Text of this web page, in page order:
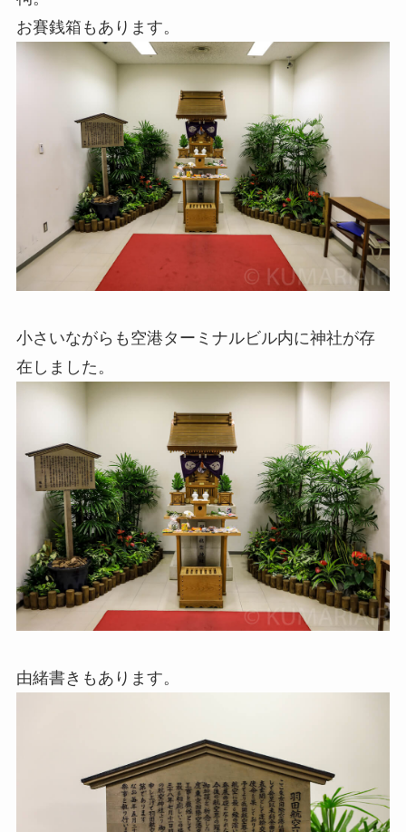
お賽銭箱もあります。
小さいながらも空港ターミナルビル内に神社が存
在しました。
由緒書きもあります。